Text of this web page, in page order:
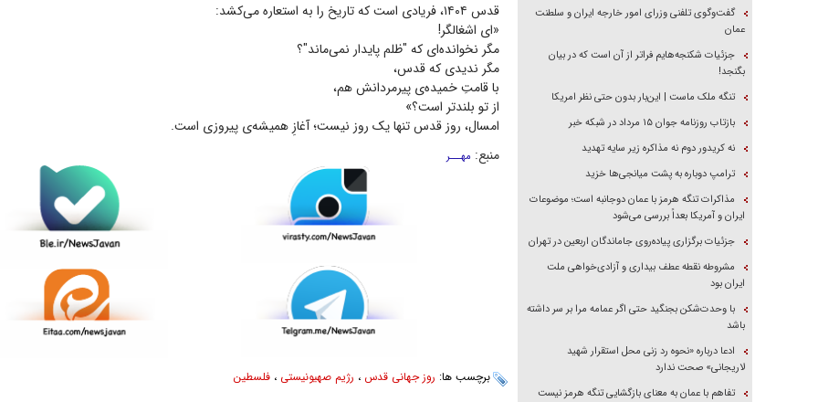
قدس ۱۴۰۴، فریادی است که تاریخ را به استعاره می‌کشد:
«ای اشغالگر!
مگر نخوانده‌ای که "ظلم پایدار نمی‌ماند"؟
مگر ندیدی که قدس،
با قامتِ خمیده‌ی پیرمردانش هم،
از تو بلندتر است؟»
امسال، روز قدس تنها یک روز نیست؛ آغازِ همیشه‌ی پیروزی است.
منبع: مهـــر
برچسب ها: روز جهانی قدس ، رژیم صهیونیستی ، فلسطین
گفت‌وگوی تلفنی وزرای امور خارجه ایران و سلطنت
عمان
جزئیات شکنجه‌هایم فراتر از آن است که در بیان
بگنجد!
تنگه ملک ماست | این‌بار بدون حتی نظر امریکا
بازتاب روزنامه جوان ۱۵ مرداد در شبکه خبر
نه کریدور دوم نه مذاکره زیر سایه تهدید
ترامپ دوباره به پشت میانجی‌ها خزید
مذاکرات تنگه هرمز با عمان دوجانبه است؛ موضوعات
ایران و آمریکا بعداً بررسی می‌شود
جزئیات برگزاری پیاده‌روی جاماندگان اربعین در تهران
مشروطه نقطه عطف بیداری و آزادی‌خواهی ملت
ایران بود
با وحدت‌شکن بجنگید حتی اگر عمامه مرا بر سر داشته
باشد
ادعا درباره «نحوه رد زنی محل استقرار شهید
لاریجانی» صحت ندارد
تفاهم با عمان به معنای بازگشایی تنگه هرمز نیست